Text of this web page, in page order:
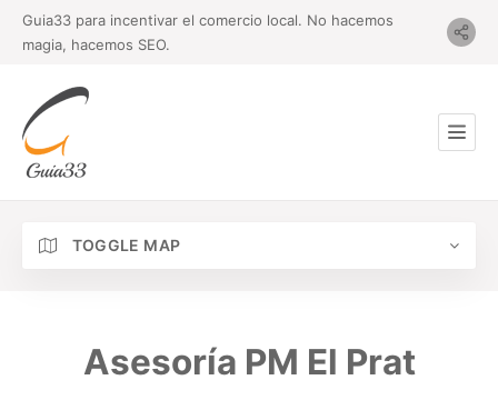
Guia33 para incentivar el comercio local. No hacemos
magia, hacemos SEO.
TOGGLE MAP
Asesoría PM El Prat